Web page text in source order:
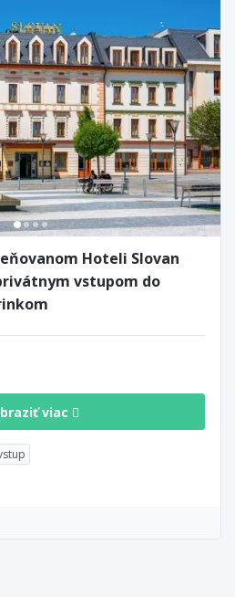
Hoteli Slovan
vstupom do
viac